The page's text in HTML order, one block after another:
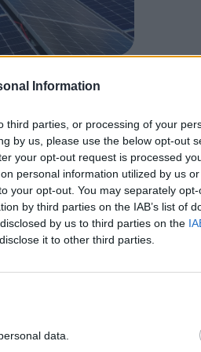
Information
third parties, or processing of your
by us, please use the below opt-out
your opt-out request is processed
personal information utilized by us
your opt-out. You may separately
by third parties on the IAB’s list of
by us to third parties on the
it to other third parties.
data.
nyújtsa az
beruházás szilárd
rendszereket
az
rejlő új üzleti
finanszírozók
minimalizálni,